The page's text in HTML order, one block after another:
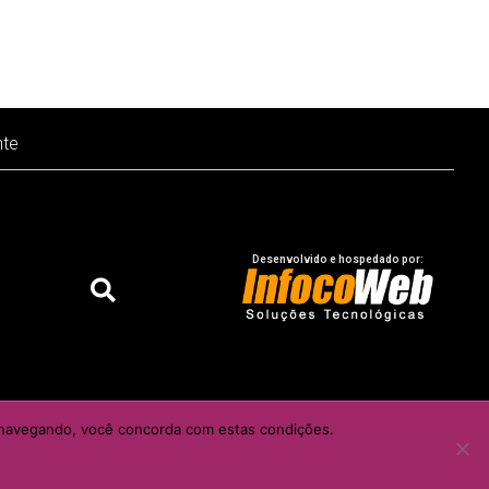
Desenvolvido e hospedado por:
do autor e / ou editor
você concorda com estas condições.